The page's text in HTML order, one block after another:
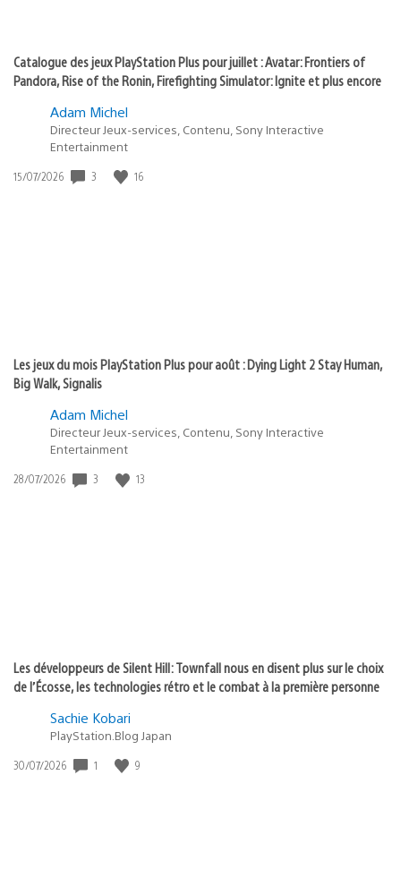
Catalogue des jeux PlayStation Plus pour juillet : Avatar: Frontiers of
Pandora, Rise of the Ronin, Firefighting Simulator: Ignite et plus encore
Adam Michel
Directeur Jeux-services, Contenu, Sony Interactive
Entertainment
Date
15/07/2026 3 16
Les jeux du mois PlayStation Plus pour août : Dying Light 2 Stay Human,
Big Walk, Signalis
Adam Michel
Directeur Jeux-services, Contenu, Sony Interactive
Entertainment
Date
28/07/2026 3 13
Les développeurs de Silent Hill: Townfall nous en disent plus sur le choix
de l’Écosse, les technologies rétro et le combat à la première personne
Sachie Kobari
PlayStation.Blog Japan
Date
30/07/2026 1 9